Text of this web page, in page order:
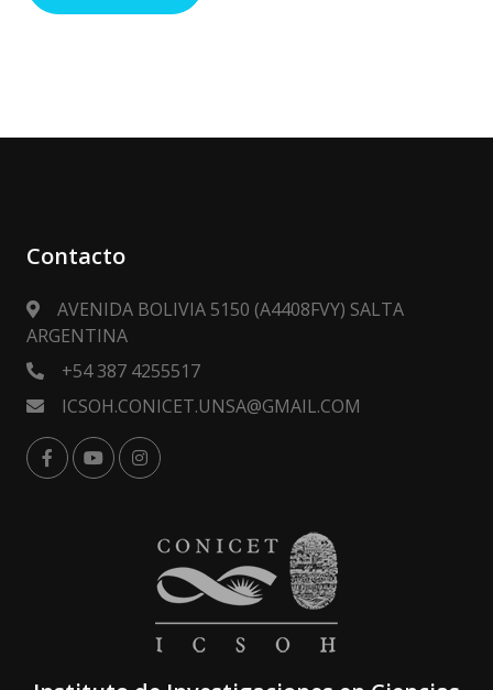
Contacto
AVENIDA BOLIVIA 5150 (A4408FVY) SALTA
ARGENTINA
+54 387 4255517
ICSOH.CONICET.UNSA@GMAIL.COM